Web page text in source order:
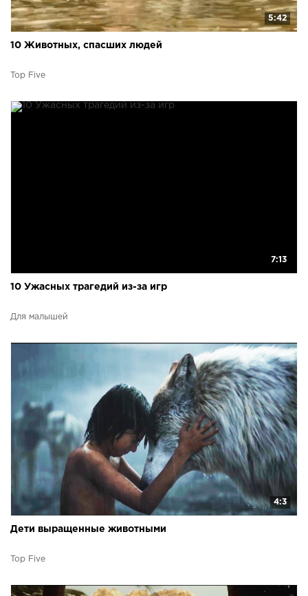
5:42
10 Животных, спасших людей
Top Five
7:13
10 Ужасных трагедий из-за игр
Для малышей
4:3
Дети выращенные животными
Top Five